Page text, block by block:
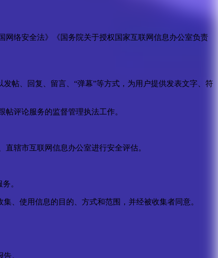
络安全法》《国务院关于授权国家互联网信息办公室负责
帖、回复、留言、“弹幕”等方式，为用户提供发表文字、符
评论服务的监督管理执法工作。
辖市互联网信息办公室进行安全评估。
。
、使用信息的目的、方式和范围，并经被收集者同意。
。